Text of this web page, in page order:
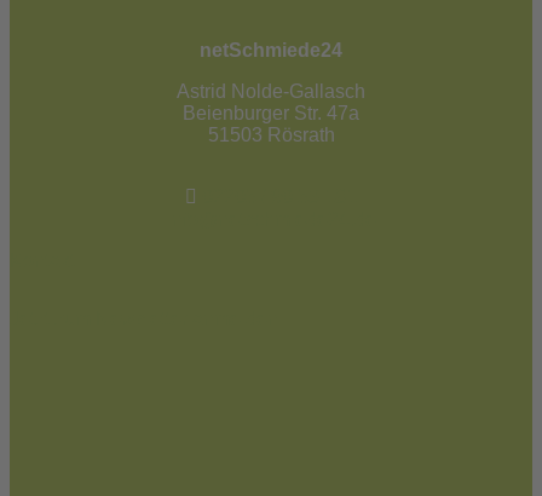
netSchmiede24
Astrid Nolde-Gallasch
Beienburger Str. 47a
51503 Rösrath